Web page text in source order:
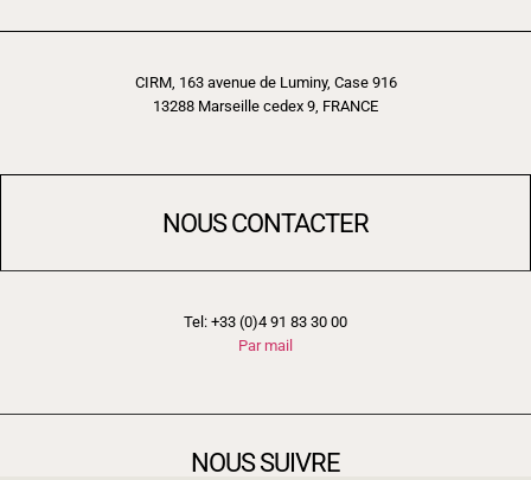
CIRM, 163 avenue de Luminy, Case 916
13288 Marseille cedex 9, FRANCE
NOUS CONTACTER
Tel: +33 (0)4 91 83 30 00
Par mail
NOUS SUIVRE